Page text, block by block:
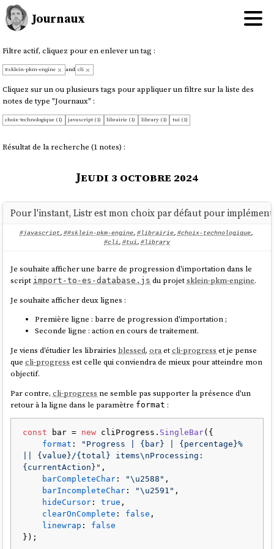
Journaux
Filtre actif, cliquez pour en enlever un tag :
#sklein-pkm-engine and cli
Cliquez sur un ou plusieurs tags pour appliquer un filtre sur la liste des
notes de type "Journaux" :
choix-technologique (1) javascript (1) librairie (1) library (1) tui (1)
Résultat de la recherche (1 notes) :
Jeudi 3 octobre 2024
Pour l'instant, Listr est mon choix par défaut pour
#javascript, ##sklein-pkm-engine, #librairie, #choix-technologique,
#cli, #tui, #library
Je souhaite afficher une barre de progression d'importation dans le
script import-to-es-database.js du projetsklein-pkm-engine.
Je souhaite afficher deux lignes :
Première ligne : barre de progression d'importation ;
Seconde ligne : action en cours de traitement.
Je viens d'étudier les librairies blessed,oraetcli-progress et je pense
quecli-progress est celle qui conviendra de mieux pour atteindre mon
objectif.
Par contre,cli-progress ne semble pas supporter la présence d'un
retour à la ligne dans le paramètre format :
const bar = new cliProgress. SingleBar({
format :
"Progress | {bar} | {percentage}%
|| {value}/{total} items\nProcessing:
{currentAction}" ,
barCompleteChar : "\u2588" ,
barIncompleteChar : "\u2591" ,
hideCursor : true ,
clearOnComplete : false ,
linewrap : false